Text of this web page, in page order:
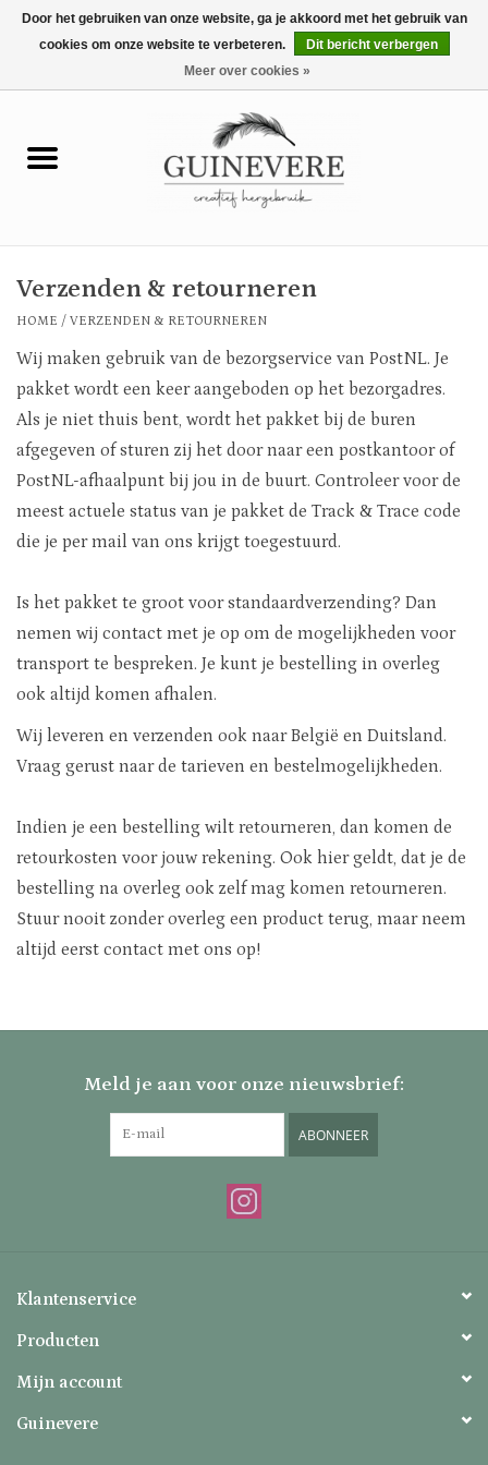
0 Artikelen - €0,00
Meubels
Tuin en buiten
Keuken
Mode
Nieuw
Contact
Verzenden & retourneren
HOME / VERZENDEN & RETOURNEREN
Wij maken gebruik van de bezorgservice van PostNL. Je
pakket wordt een keer aangeboden op het bezorgadres.
Als je niet thuis bent, wordt het pakket bij de buren
afgegeven of sturen zij het door naar een postkantoor of
PostNL-afhaalpunt bij jou in de buurt. Controleer voor de
meest actuele status van je pakket de Track & Trace code
die je per mail van ons krijgt toegestuurd.
Is het pakket te groot voor standaardverzending? Dan
nemen wij contact met je op om de mogelijkheden voor
transport te bespreken. Je kunt je bestelling in overleg
ook altijd komen afhalen.
Wij leveren en verzenden ook naar België en Duitsland.
Vraag gerust naar de tarieven en bestelmogelijkheden.
Indien je een bestelling wilt retourneren, dan komen de
retourkosten voor jouw rekening. Ook hier geldt, dat je de
bestelling na overleg ook zelf mag komen retourneren.
Stuur nooit zonder overleg een product terug, maar neem
altijd eerst contact met ons op!
Meld je aan voor onze nieuwsbrief:
ABONNEER
Klantenservice
Producten
Mijn account
Guinevere
Door het gebruiken van onze website, ga je akkoord met het gebruik van
cookies om onze website te verbeteren.
Dit bericht verbergen
Meer over cookies »